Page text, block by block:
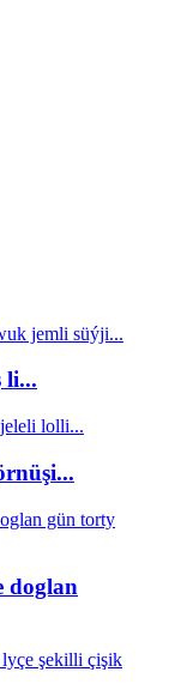
li...
doglan